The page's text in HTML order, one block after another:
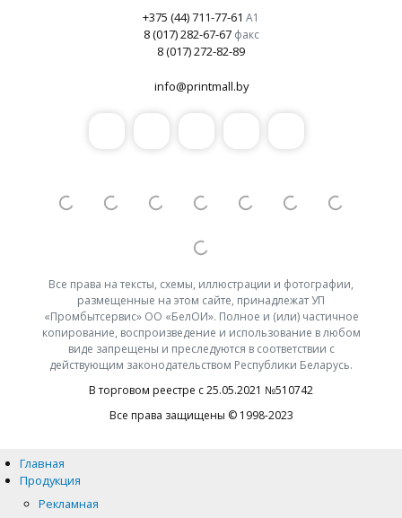
+375 (44) 711-77-61 А1
8 (017) 282-67-67 факс
8 (017) 272-82-89
info@printmall.by
Все права на тексты, схемы, иллюстрации и фотографии,
размещенные на этом сайте, принадлежат УП
«Промбытсервис» ОО «БелОИ». Полное и (или) частичное
копирование, воспроизведение и использование в любом
виде запрещены и преследуются в соответствии с
действующим законодательством Республики Беларусь.
В торговом реестре с 25.05.2021 №510742
Все права защищены © 1998-2023
Главная
Продукция
Рекламная